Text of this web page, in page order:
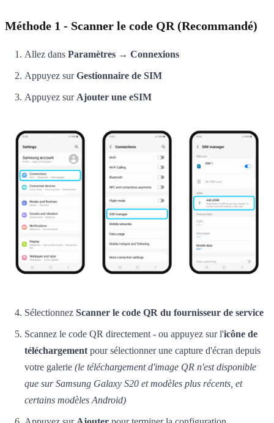
Méthode 1 - Scanner le code QR (Recommandé)
Allez dans Paramètres → Connexions
Appuyez surGestionnaire de SIM
Appuyez sur Ajouter une eSIM
Sélectionnez Scanner le code QR du fournisseur de service
Scannez le code QR directement - ou appuyez sur l'icône de
téléchargement pour sélectionner une capture d'écran depuis
votre galerie (le téléchargement d'image QR n'est disponible
que sur Samsung Galaxy S20 et modèles plus récents, et
certains modèles Android)